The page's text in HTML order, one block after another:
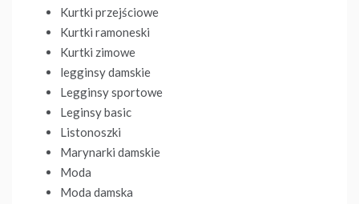
Kurtki przejściowe
Kurtki ramoneski
Kurtki zimowe
legginsy damskie
Legginsy sportowe
Leginsy basic
Listonoszki
Marynarki damskie
Moda
Moda damska